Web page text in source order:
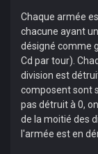
Chaque armée
chacune ayant
désigné comme
Cd par tour).
division est
composent sont
pas détruit à 0,
de la moitié des
l'armée est en